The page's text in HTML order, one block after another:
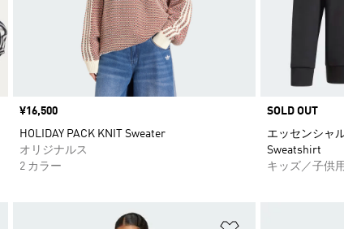
価格
¥16,500
HOLIDAY PACK KNIT Sweater
オリジナルス
2 カラー
SOLD OUT
エッセンシャ
Sweatshirt
キッズ／子供
ほしいものリストに追加 ほしいものリス